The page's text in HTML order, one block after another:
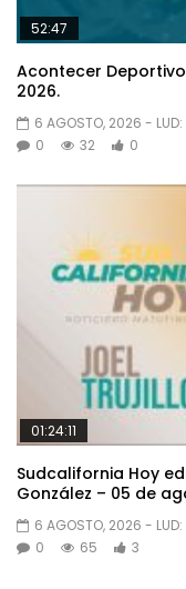
52:47
Acontecer
2026.
6 AGOSTO, 2026 - LUD:
0
32 0
01:24:11
Sudcalifornia Hoy
González – 05 de
6 AGOSTO, 2026 - LUD:
0
65 3